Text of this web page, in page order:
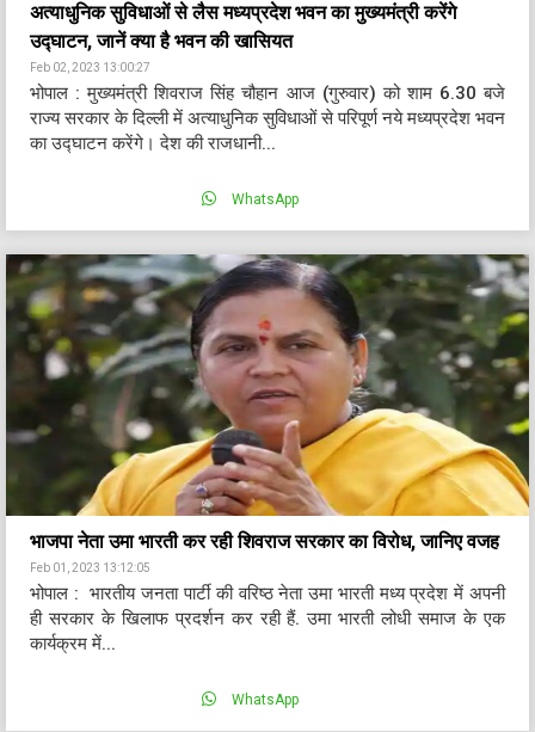
अत्याधुनिक सुविधाओं से लैस मध्यप्रदेश भवन का मुख्यमंत्री करेंगे
उद्घाटन, जानें क्या है भवन की खासियत
Feb 02, 2023 13:00:27
भोपाल : मुख्यमंत्री शिवराज सिंह चौहान आज (गुरुवार) को शाम 6.30 बजे
राज्य सरकार के दिल्ली में अत्याधुनिक सुविधाओं से परिपूर्ण नये मध्यप्रदेश भवन
का उद्घाटन करेंगे। देश की राजधानी...
WhatsApp
भाजपा नेता उमा भारती कर रही शिवराज सरकार का विरोध, जानिए वजह
Feb 01, 2023 13:12:05
भोपाल : भारतीय जनता पार्टी की वरिष्ठ नेता उमा भारती मध्य प्रदेश में अपनी
ही सरकार के खिलाफ प्रदर्शन कर रही हैं. उमा भारती लोधी समाज के एक
कार्यक्रम में...
WhatsApp